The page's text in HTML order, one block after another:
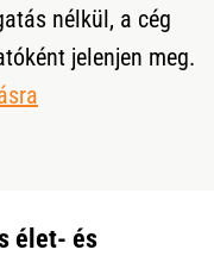
nélkül, a cég
jelenjen meg.
élet- és